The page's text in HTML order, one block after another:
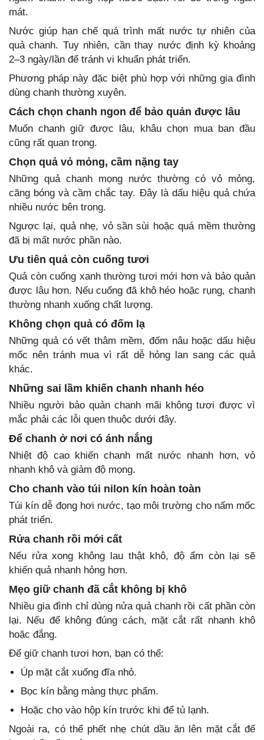
mát.
Nước giúp hạn chế quá trình mất nước tự nhiên của
quả chanh. Tuy nhiên, cần thay nước định kỳ khoảng
2–3 ngày/lần để tránh vi khuẩn phát triển.
Phương pháp này đặc biệt phù hợp với những gia đình
dùng chanh thường xuyên.
Cách chọn chanh ngon để bảo quản được lâu
Muốn chanh giữ được lâu, khâu chọn mua ban đầu
cũng rất quan trọng.
Chọn quả vỏ mỏng, cầm nặng tay
Những quả chanh mọng nước thường có vỏ mỏng,
căng bóng và cầm chắc tay. Đây là dấu hiệu quả chứa
nhiều nước bên trong.
Ngược lại, quả nhẹ, vỏ sần sùi hoặc quá mềm thường
đã bị mất nước phần nào.
Ưu tiên quả còn cuống tươi
Quả còn cuống xanh thường tươi mới hơn và bảo quản
được lâu hơn. Nếu cuống đã khô héo hoặc rụng, chanh
thường nhanh xuống chất lượng.
Không chọn quả có đốm lạ
Những quả có vết thâm mềm, đốm nâu hoặc dấu hiệu
mốc nên tránh mua vì rất dễ hỏng lan sang các quả
khác.
Những sai lầm khiến chanh nhanh héo
Nhiều người bảo quản chanh mãi không tươi được vì
mắc phải các lỗi quen thuộc dưới đây.
Để chanh ở nơi có ánh nắng
Nhiệt độ cao khiến chanh mất nước nhanh hơn, vỏ
nhanh khô và giảm độ mọng.
Cho chanh vào túi nilon kín hoàn toàn
Túi kín dễ đọng hơi nước, tạo môi trường cho nấm mốc
phát triển.
Rửa chanh rồi mới cất
Nếu rửa xong không lau thật khô, độ ẩm còn lại sẽ
khiến quả nhanh hỏng hơn.
Mẹo giữ chanh đã cắt không bị khô
Nhiều gia đình chỉ dùng nửa quả chanh rồi cất phần còn
lại. Nếu để không đúng cách, mặt cắt rất nhanh khô
hoặc đắng.
Để giữ chanh tươi hơn, bạn có thể:
Úp mặt cắt xuống đĩa nhỏ.
Bọc kín bằng màng thực phẩm.
Hoặc cho vào hộp kín trước khi để tủ lạnh.
Ngoài ra, có thể phết nhẹ chút dầu ăn lên mặt cắt để